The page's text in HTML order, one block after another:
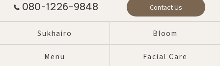
080-1226-9848 Contact Us
Sukhairo Bloom
Menu Facial Care